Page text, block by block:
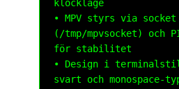
klockläge
• MPV styrs via socket
(/tmp/mpvsocket) och
för stabilitet
• Design i